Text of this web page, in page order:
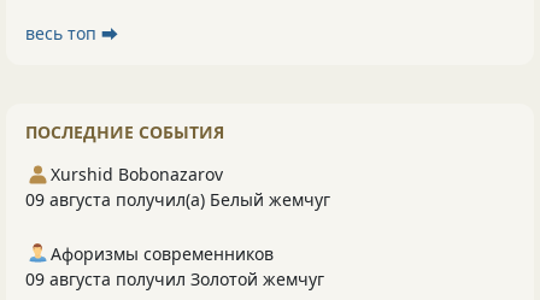
весь топ ⮕
ПОСЛЕДНИЕ СОБЫТИЯ
Xurshid Bobonazarov
09 августа получил(а) Белый жемчуг
Афоризмы современников
09 августа получил Золотой жемчуг